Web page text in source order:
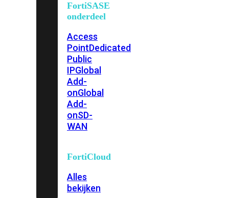
FortiSASE
onderdeel
Access
PointDedicated
Public
IPGlobal
Add-
onGlobal
Add-
onSD-
WAN
FortiCloud
Alles
bekijken